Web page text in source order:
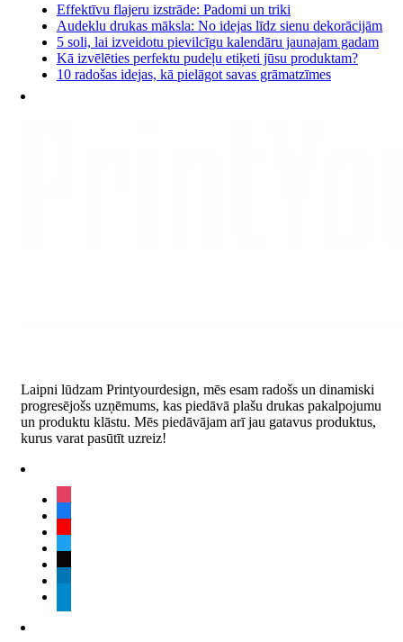
Effektīvu flajeru izstrāde: Padomi un triki
Audeklu drukas māksla: No idejas līdz sienu dekorācijām
5 soli, lai izveidotu pievilcīgu kalendāru jaunajam gadam
Kā izvēlēties perfektu pudeļu etiķeti jūsu produktam?
10 radošas idejas, kā pielāgot savas grāmatzīmes
Laipni lūdzam Printyourdesign, mēs esam radošs un dinamiski
progresējošs uzņēmums, kas piedāvā plašu drukas pakalpojumu
un produktu klāstu. Mēs piedāvājam arī jau gatavus produktus,
kurus varat pasūtīt uzreiz!